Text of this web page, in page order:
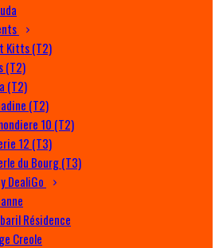
Kitts (T2)
(T2)
(T2)
(T2)
10 (T2)
12 (T3)
du Bourg (T3)
DealiGo
Résidence
Creole